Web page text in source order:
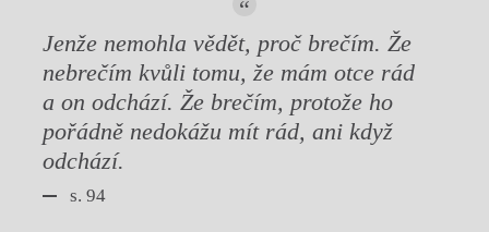
Jenže nemohla vědět, proč brečím. Že
nebrečím kvůli tomu, že mám otce rád
a on odchází. Že brečím, protože ho
pořádně nedokážu mít rád, ani když
odchází.
s. 94